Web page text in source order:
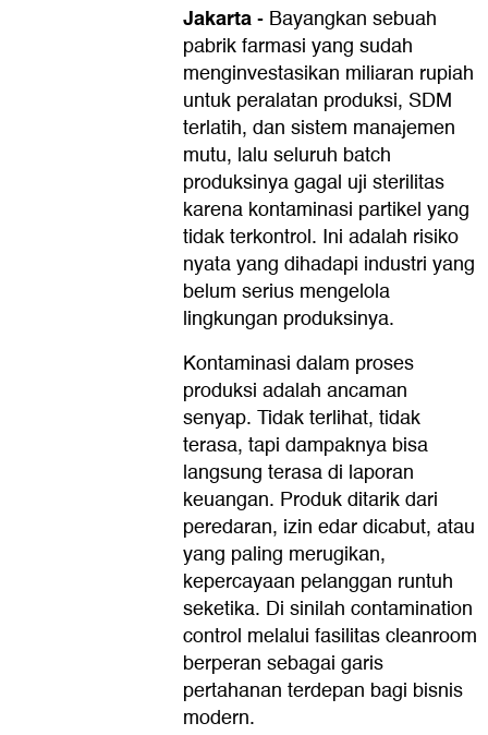
Jakarta- Bayangkan sebuah
pabrik farmasi yang sudah
menginvestasikan miliaran rupiah
untuk peralatan produksi, SDM
terlatih, dan sistem manajemen
mutu, lalu seluruh batch
produksinya gagal uji sterilitas
karena kontaminasi partikel yang
tidak terkontrol. Ini adalah risiko
nyata yang dihadapi industri yang
belum serius mengelola
lingkungan produksinya.
Kontaminasi dalam proses
produksi adalah ancaman
senyap. Tidak terlihat, tidak
terasa, tapi dampaknya bisa
langsung terasa di laporan
keuangan. Produk ditarik dari
peredaran, izin edar dicabut, atau
yang paling merugikan,
kepercayaan pelanggan runtuh
seketika. Di sinilah contamination
control melalui fasilitas cleanroom
berperan sebagai garis
pertahanan terdepan bagi bisnis
modern.